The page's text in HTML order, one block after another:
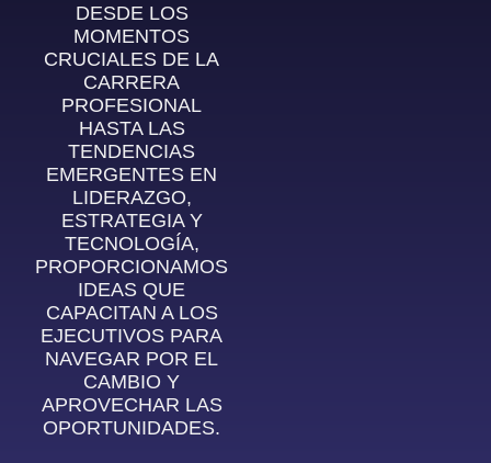
DESDE LOS
MOMENTOS
CRUCIALES DE LA
CARRERA
PROFESIONAL
HASTA LAS
TENDENCIAS
EMERGENTES EN
LIDERAZGO,
ESTRATEGIA Y
TECNOLOGÍA,
PROPORCIONAMOS
IDEAS QUE
CAPACITAN A LOS
EJECUTIVOS PARA
NAVEGAR POR EL
CAMBIO Y
APROVECHAR LAS
OPORTUNIDADES.